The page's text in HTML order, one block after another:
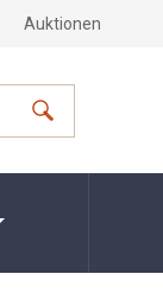
Auktionen